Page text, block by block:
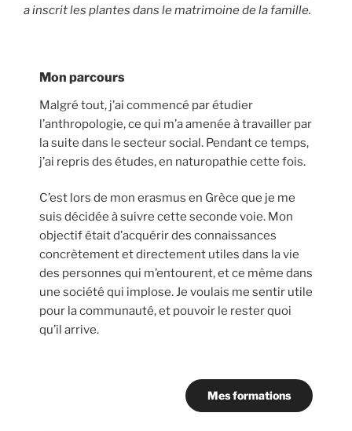
a inscrit les plantes dans le matrimoine de la famille.
Mon parcours
Malgré tout, j’ai commencé par étudier
l’anthropologie, ce qui m’a amenée à travailler par
la suite dans le secteur social. Pendant ce temps,
j’ai repris des études, en naturopathie cette fois.
C’est lors de mon erasmus en Grèce que je me
suis décidée à suivre cette seconde voie. Mon
objectif était d’acquérir des connaissances
concrètement et directement utiles dans la vie
des personnes qui m’entourent, et ce même dans
une société qui implose. Je voulais me sentir utile
pour la communauté, et pouvoir le rester quoi
qu’il arrive.
Mes formations